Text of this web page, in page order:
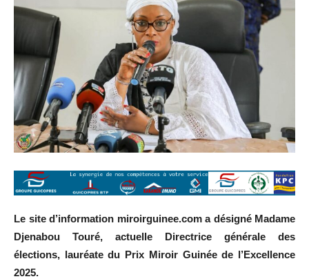
Le site d’information miroirguinee.com a désigné Madame
Djenabou Touré, actuelle Directrice générale des
élections, lauréate du Prix Miroir Guinée de l’Excellence
2025.